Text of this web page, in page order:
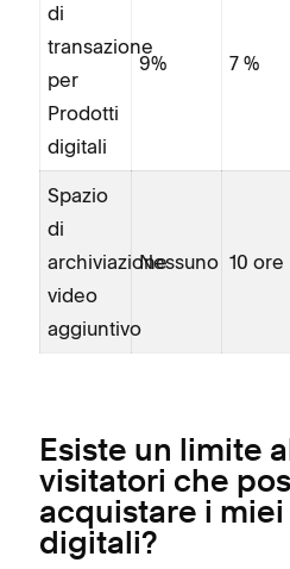
di
transazione
per
Prodotti
digitali
9% 7 %
Spazio
di
archiviazione
video
aggiuntivo
Nessuno 10 ore
Esiste un limite
visitatori che
acquistare i
digitali?